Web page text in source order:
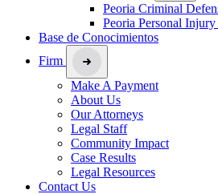
Peoria Criminal
Peoria Personal
Base de Conocimientos
Firm
Make A Payment
About Us
Our Attorneys
Legal Staff
Community Impact
Case Results
Legal Resources
Contact Us